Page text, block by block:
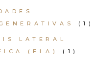
(1)
LATERAL
(ELA)
(1)